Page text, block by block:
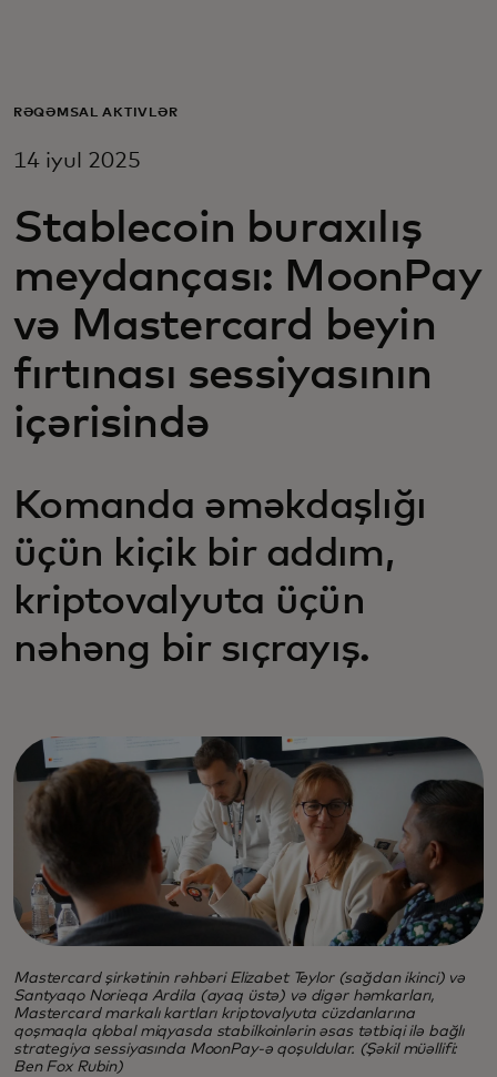
Biznes üçün
Yenilikçilər üçün
Xəbərlər və trendlər
RƏQƏMSAL AKTIVLƏR
14 iyul 2025
Stablecoin buraxılış
meydançası: MoonPay
və Mastercard beyin
fırtınası sessiyasının
içərisində
Komanda əməkdaşlığı
üçün kiçik bir addım,
kriptovalyuta üçün
nəhəng bir sıçrayış.
Mastercard şirkətinin rəhbəri Elizabet Teylor (sağdan ikinci) və
Santyaqo Norieqa Ardila (ayaq üstə) və digər həmkarları,
Mastercard markalı kartları kriptovalyuta cüzdanlarına
qoşmaqla qlobal miqyasda stabilkoinlərin əsas tətbiqi ilə bağlı
strategiya sessiyasında MoonPay-ə qoşuldular. (Şəkil müəllifi:
Ben Fox Rubin)